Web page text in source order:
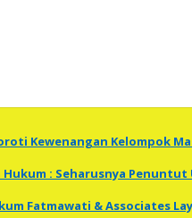
Kewenangan Kelompok
Hukum : Seharusnya
Fatmawati & Associates